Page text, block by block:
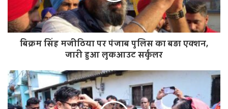
बिक्रम सिंह मजीठिया पर पंजाब पुलिस का बड़ा एक्शन,
जारी हुआ लुकआउट सर्कुलर